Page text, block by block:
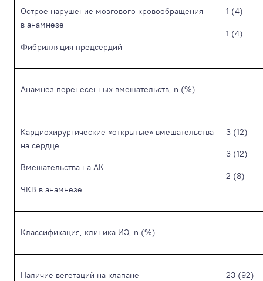
Острое нарушение мозгового кровообращения
в анамнезе
Фибрилляция предсердий
1 (4)
1 (4)
Анамнез перенесенных вмешательств, n (%)
Кардиохирургические «открытые» вмешательства
на сердце
Вмешательства на АК
ЧКВ в анамнезе
3 (12)
3 (12)
2 (8)
Классификация, клиника ИЭ, n (%)
Наличие вегетаций на клапане 23 (92)